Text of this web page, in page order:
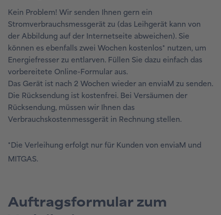
Kein Problem! Wir senden Ihnen gern ein
Stromverbrauchsmessgerät zu (das Leihgerät kann von
der Abbildung auf der Internetseite abweichen). Sie
können es ebenfalls zwei Wochen kostenlos* nutzen, um
Energiefresser zu entlarven. Füllen Sie dazu einfach das
vorbereitete Online-Formular aus.
Das Gerät ist nach 2 Wochen wieder an enviaM zu senden.
Die Rücksendung ist kostenfrei. Bei Versäumen der
Rücksendung, müssen wir Ihnen das
Verbrauchskostenmessgerät in Rechnung stellen.
*Die Verleihung erfolgt nur für Kunden von enviaM und
MITGAS.
Auftragsformular zum